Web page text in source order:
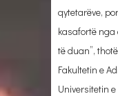
qytetarëve,
kasafortë
të duan”,
Fakultetin e
Universitetin